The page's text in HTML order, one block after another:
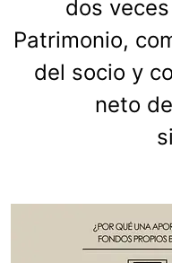
dos
Patrimonio,
del socio y
neto